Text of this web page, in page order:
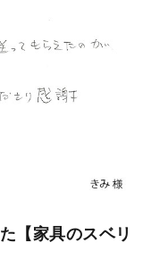
【家具のスベリ